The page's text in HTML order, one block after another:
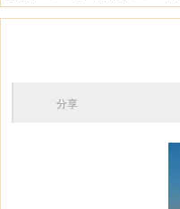
分享